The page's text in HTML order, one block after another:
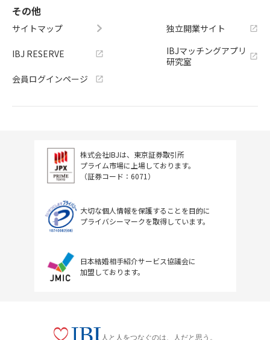
その他
サイトマップ
IBJ RESERVE
会員ログインページ
独立開業サイト
IBJマッチングアプリ
研究室
株式会社IBJは、東京証券取引所
プライム市場に上場しております。
（証券コード：6071）
大切な個人情報を保護することを目的に
プライバシーマークを取得しています。
日本結婚相手紹介サービス協議会に
加盟しております。
人と人をつなぐのは、人だと思う。